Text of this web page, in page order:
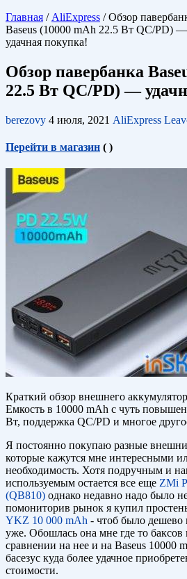
Главная / AliExpress / Обзор
Baseus (10000 mAh 22.5 Вт QC/PD) —
удачная покупка!
Обзор павербанка
22.5 Вт QC/PD) —
berezovy 4 июля, 2021 AliExpress
Перейти в магазин ( )
Краткий обзор внешнего
Емкость в 10000 mAh с чуть
Вт, поддержка QC/PD и многое
Я постоянно покупаю разные
которые кажутся мне интересными
необходимость. Хотя подручным и
используемым остается все еще ZMi
(QB810) однако недавно надо было
помониторив рынок я купил
YKZ 10 000 mAh - чтоб было
уже. Обошлась она мне где то
сравнении на нее и на Baseus 10000
басезус куда более удачное
стоимости.